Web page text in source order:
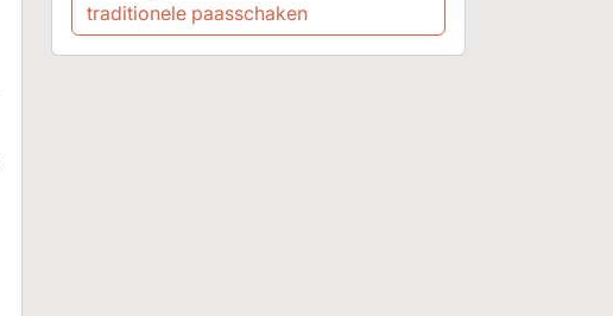
traditionele paasschaken